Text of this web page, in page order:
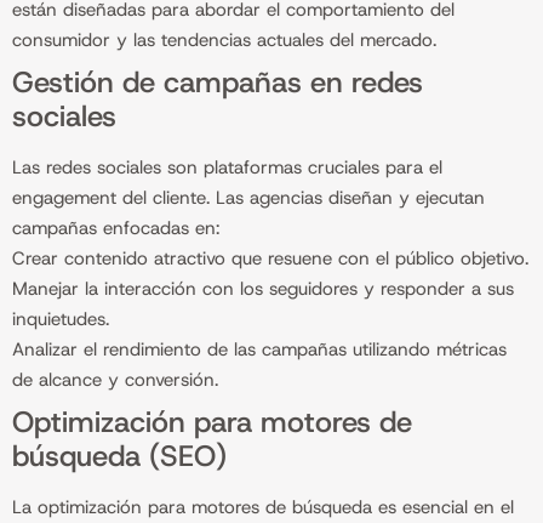
están diseñadas para abordar el comportamiento del
consumidor y las tendencias actuales del mercado.
Gestión de campañas en redes
sociales
Las redes sociales son plataformas cruciales para el
engagement del cliente. Las agencias diseñan y ejecutan
campañas enfocadas en:
Crear contenido atractivo que resuene con el público objetivo.
Manejar la interacción con los seguidores y responder a sus
inquietudes.
Analizar el rendimiento de las campañas utilizando métricas
de alcance y conversión.
Optimización para motores de
búsqueda (SEO)
La optimización para motores de búsqueda es esencial en el